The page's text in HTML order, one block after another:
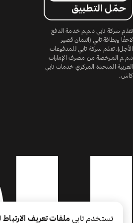
حمّل التطبيق
تقدّم شركة تابي ذ.م.م خدمة الدفع
لاحقًا وبطاقة تابي (ائتمان قصير
الأجل). تقدّم شركة تابي للمدفوعات
ذ.م.م المرخصة من مصرف الإمارات
العربية المتحدة المركزي خدمات تابي
كاش.
تستخدم تابي ملفات تعريف الارتباط